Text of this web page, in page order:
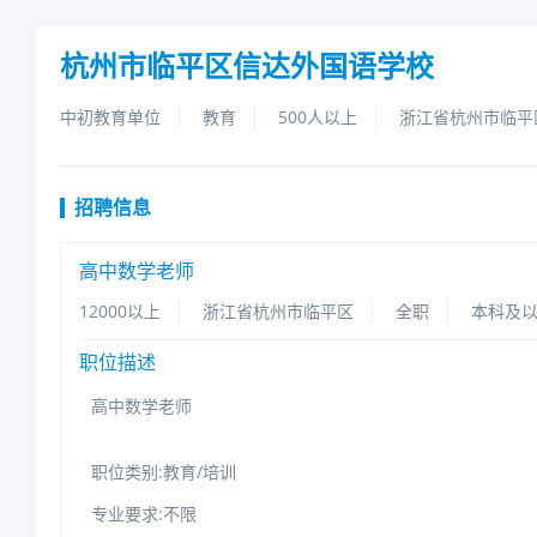
杭州市临平区信达外国语学校
中初教育单位 教育 500人以上 浙江省杭州市临平
招聘信息
高中数学老师
12000以上 浙江省杭州市临平区 全职 本科及
职位描述
高中数学老师
职位类别:教育/培训
专业要求:不限